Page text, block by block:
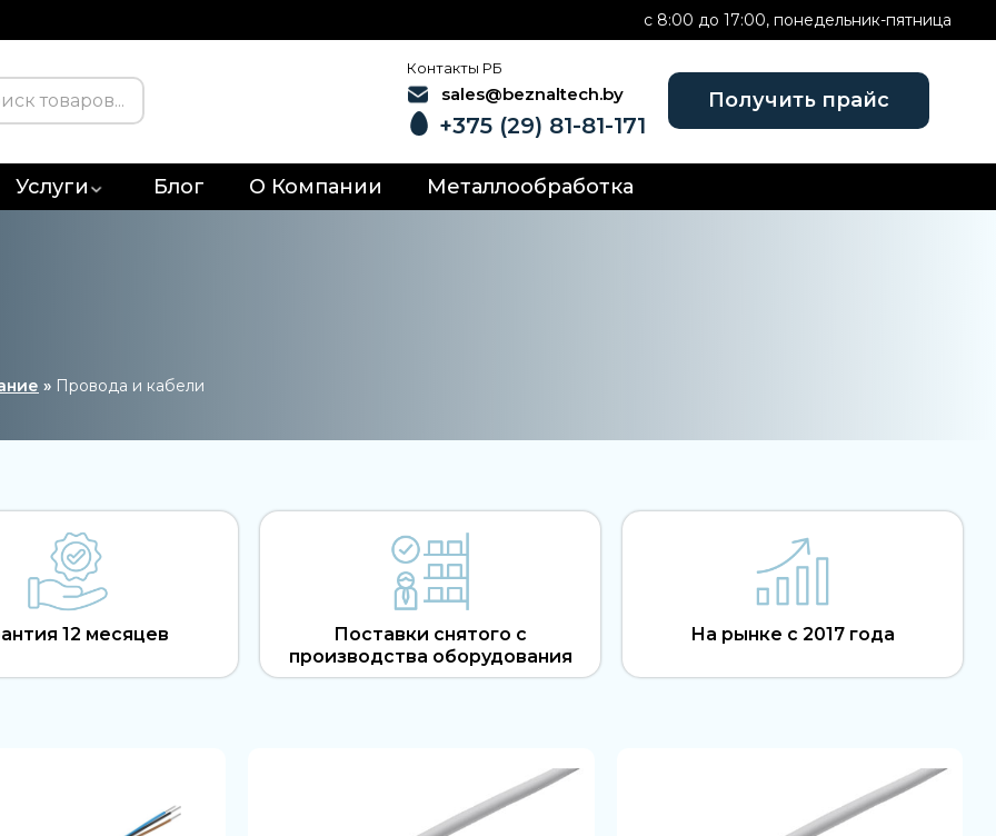
c 8:00 до 17:00, понедельник-пятница
Контакты РБ
sales@beznaltech.by
+375 (29) 81-81-171
Получить прайс
Услуги Блог О Компании Металлообработка
» Провода и кабели
12 месяцев
Поставки снятого с
производства оборудования
На рынке с 2017 года